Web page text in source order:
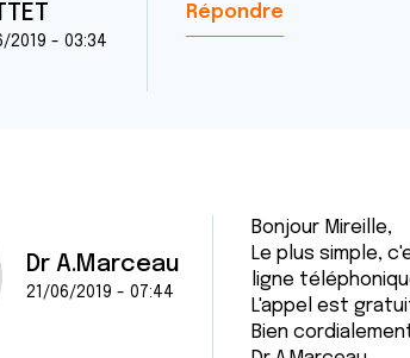
2019 - 03:34
Répondre
Dr A.Marceau
21/06/2019 - 07:44
Bonjour Mireille,
Le plus simple,
ligne
L'appel est
Bien